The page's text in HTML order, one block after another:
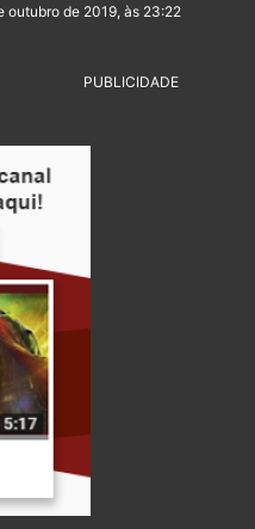
outubro de 2019, às 23:22
PUBLICIDADE